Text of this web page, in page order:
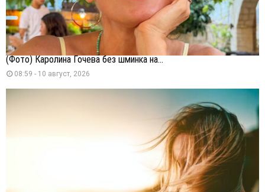
(Фото) Каролина Гочева без шминка на...
08:59 - 10 август, 2026